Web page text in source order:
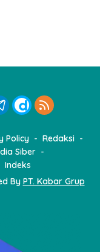
Policy
Redaksi
Siber
Indeks
By PT. Kabar Grup